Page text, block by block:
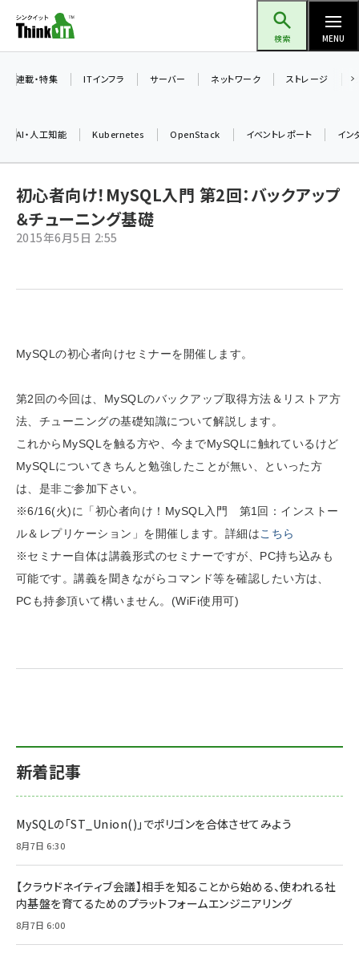
ン
ツ
検索 MENU
加藤銘のチーム貢献～仲間と築いた勝利の絆～ (2315)
iot女子会 (2281)
abc123 (1360)
連載・特集 ITインフラ サーバー ネットワーク ストレージ
AI・人工知能 Kubernetes OpenStack イベントレポート イン
初心者向け！MySQL入門 第2回：バックアップ
＆チューニング基礎
2015年6月5日 2:55
MySQLの初心者向けセミナーを開催します。
第2回の今回は、MySQLのバックアップ取得方法＆リストア方
法、チューニングの基礎知識について解説します。
これからMySQLを触る方や、今までMySQLに触れているけど
MySQLについてきちんと勉強したことが無い、といった方
は、是非ご参加下さい。
※6/16(火)に「初心者向け！MySQL入門 第1回：インストー
ル＆レプリケーション」を開催します。詳細はこちら
※セミナー自体は講義形式のセミナーですが、PC持ち込みも
可能です。講義を聞きながらコマンド等を確認したい方は、
PCも持参頂いて構いません。(WiFi使用可)
新着記事
MySQLの「ST_Union()」でポリゴンを合体させてみよう
8月7日 6:30
【クラウドネイティブ会議】相手を知ることから始める、使われる社
内基盤を育てるためのプラットフォームエンジニアリング
8月7日 6:00